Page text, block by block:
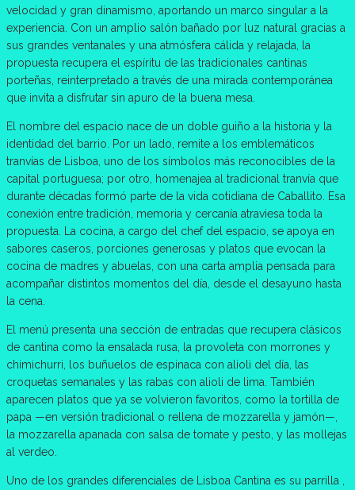
velocidad y gran dinamismo, aportando un marco singular a la
experiencia. Con un amplio salón bañado por luz natural gracias a
sus grandes ventanales y una atmósfera cálida y relajada, la
propuesta recupera el espíritu de las tradicionales cantinas
porteñas, reinterpretado a través de una mirada contemporánea
que invita a disfrutar sin apuro de la buena mesa.
El nombre del espacio nace de un doble guiño a la historia y la
identidad del barrio. Por un lado, remite a los emblemáticos
tranvías de Lisboa, uno de los símbolos más reconocibles de la
capital portuguesa; por otro, homenajea al tradicional tranvía que
durante décadas formó parte de la vida cotidiana de Caballito. Esa
conexión entre tradición, memoria y cercanía atraviesa toda la
propuesta. La cocina, a cargo del chef del espacio, se apoya en
sabores caseros, porciones generosas y platos que evocan la
cocina de madres y abuelas, con una carta amplia pensada para
acompañar distintos momentos del día, desde el desayuno hasta
la cena.
El menú presenta una sección de entradas que recupera clásicos
de cantina como la ensalada rusa, la provoleta con morrones y
chimichurri, los buñuelos de espinaca con alioli del día, las
croquetas semanales y las rabas con alioli de lima. También
aparecen platos que ya se volvieron favoritos, como la tortilla de
papa —en versión tradicional o rellena de mozzarella y jamón—,
la mozzarella apanada con salsa de tomate y pesto, y las mollejas
al verdeo.
Uno de los grandes diferenciales de Lisboa Cantina es su parrilla ,